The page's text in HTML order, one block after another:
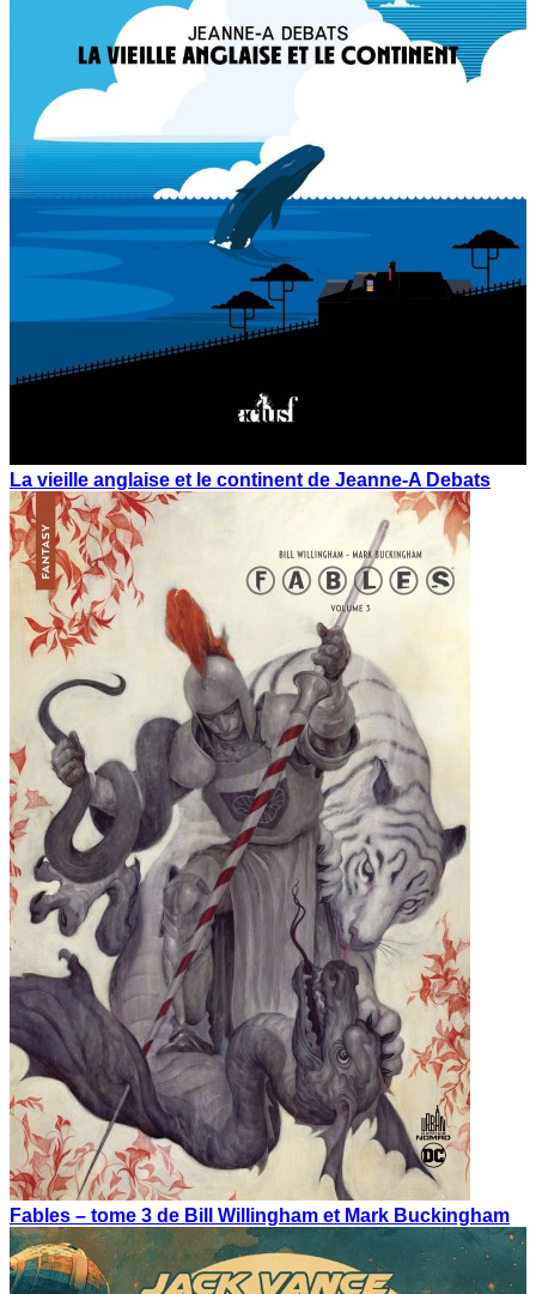
La vieille anglaise et le continent de Jeanne-A Debats
Fables – tome 3 de Bill Willingham et Mark Buckingham